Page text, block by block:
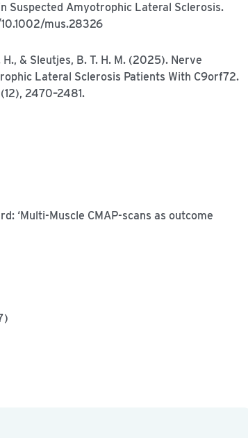
Suspected Amyotrophic Lateral Sclerosis.
mus.28326
& Sleutjes, B. T. H. M. (2025). Nerve
Lateral Sclerosis Patients With C9orf72.
2470–2481.
‘Multi-Muscle CMAP-scans as outcome